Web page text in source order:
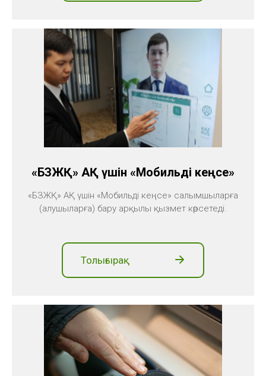
«БЗЖҚ» АҚ үшін «Мобильді кеңсе»
«БЗЖҚ» АҚ үшін «Мобильді кеңсе» салымшыларға
(алушыларға) бару арқылы қызмет көрсетеді.
Толығырақ